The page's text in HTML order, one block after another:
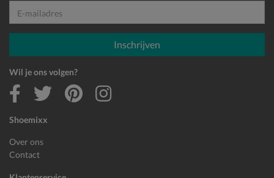
Shoemixx
Over ons
Contact
E-mailadres
Inschrijven
Wil je ons volgen?